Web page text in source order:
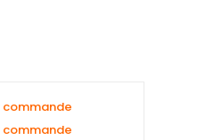
commande
commande